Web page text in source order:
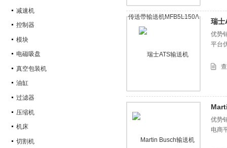
减速机
控制器
模块
电磁吸盘
真空包装机
油缸
过滤器
压缩机
机床
切割机
瑞士
优势
平台
优势
电商